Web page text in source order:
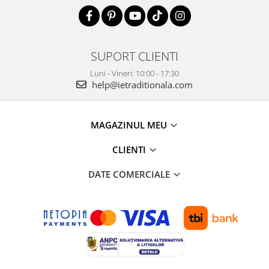
SUPORT CLIENTI
Luni - Vineri: 10:00 - 17:30
help@ietraditionala.com
MAGAZINUL MEU
CLIENTI
DATE COMERCIALE